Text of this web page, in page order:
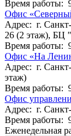
Время работы:
Офис
Адрес: г.
26 (2 этаж), БЦ
Время работы:
Офис «На
Адрес: г.
этаж)
Время работы:
Офис
Адрес: г.
Время работы:
Еженедельная